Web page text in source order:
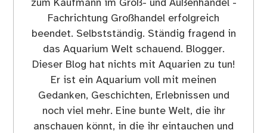
zum Kaufmann im Groß- und Außenhandel -
Fachrichtung Großhandel erfolgreich
beendet. Selbstständig. Ständig fragend in
das Aquarium Welt schauend. Blogger.
Dieser Blog hat nichts mit Aquarien zu tun!
Er ist ein Aquarium voll mit meinen
Gedanken, Geschichten, Erlebnissen und
noch viel mehr. Eine bunte Welt, die ihr
anschauen könnt, in die ihr eintauchen und